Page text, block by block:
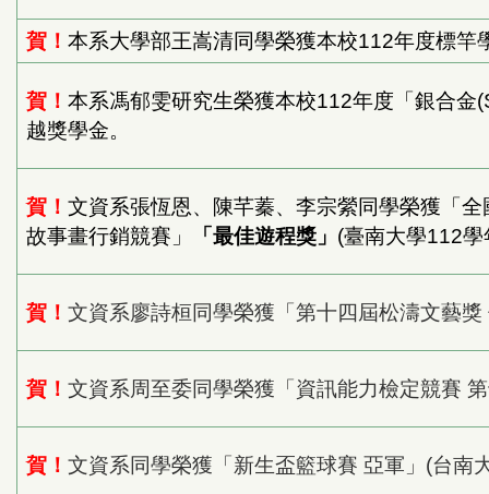
賀！ 本系大學部王嵩清同學榮獲本校112年度標竿
賀！ 本系馮郁雯研究生榮獲本校112年度「銀合金
越獎學金。
賀！ 文資系張恆恩、陳芊蓁、李宗縈同學榮獲「
故事畫行銷競賽」
「最佳遊程獎」 (臺南大學112學
賀！ 文資系廖詩桓同學榮獲「第十四屆松濤文藝
賀！ 文資系周至委同學榮獲「資訊能力檢定競賽
賀！ 文資系同學榮獲「新生盃籃球賽 亞軍」(台南